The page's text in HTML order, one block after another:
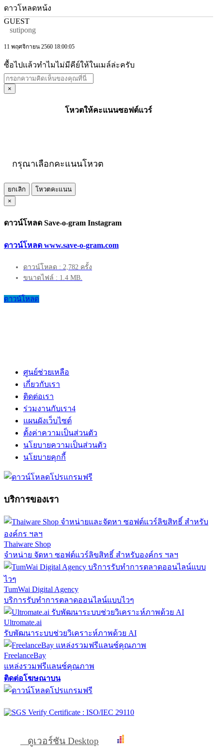
ดาวโหลดหน้ง
GUEST
sutipong
11 พฤศจิกายน 2560 18:00:05
ซื้อไปเเล้วทำไมไม่มีคีย์ให้ในเมล์ล่ะครับ
×
โหวตให้คะแนนซอฟต์แวร์
กรุณาเลือกคะแนนโหวต
ยกเลิก
โหวตคะแนน
×
ดาวน์โหลด Save-o-gram Instagram
ดาวน์โหลด www.save-o-gram.com
ดาวน์โหลด : 2,782 ครั้ง
ขนาดไฟล์ : 1.4 MB.
ดาวน์โหลด
ศูนย์ช่วยเหลือ
เกี่ยวกับเรา
ติดต่อเรา
ร่วมงานกับเรา4
แผนผังเว็บไซต์
ตั้งค่าความเป็นส่วนตัว
นโยบายความเป็นส่วนตัว
นโยบายคุกกี้
บริการของเรา
Thaiware Shop
จำหน่าย จัดหา ซอฟต์แวร์ลิขสิทธิ์ สำหรับองค์กร ฯลฯ
TumWai Digital Agency
บริการรับทำการตลาดออนไลน์แบบไวๆ
Ultromate.ai
รับพัฒนาระบบช่วยวิเคราะห์ภาพด้วย AI
FreelanceBay
แหล่งรวมฟรีแลนซ์คุณภาพ
ติดต่อโฆษณาบน
ดูเวอร์ชัน Desktop